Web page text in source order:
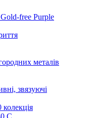
free Purple
металів
звязуючі
С